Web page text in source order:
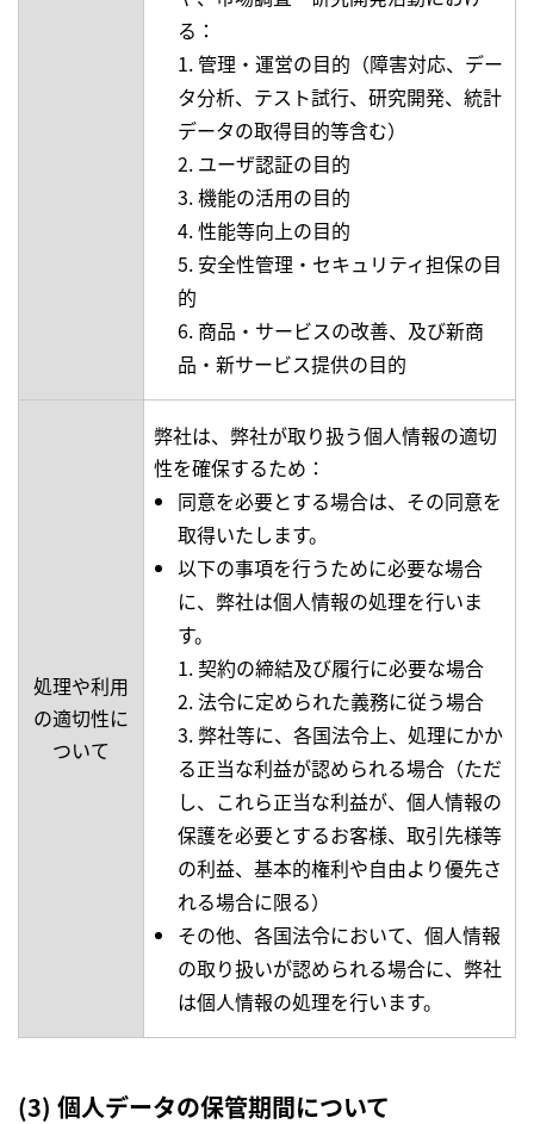
る：
1. 管理・運営の目的（障害対応、デー
タ分析、テスト試行、研究開発、統計
データの取得目的等含む）
2. ユーザ認証の目的
3. 機能の活用の目的
4. 性能等向上の目的
5. 安全性管理・セキュリティ担保の目
的
6. 商品・サービスの改善、及び新商
品・新サービス提供の目的
処理や利用
の適切性に
ついて
弊社は、弊社が取り扱う個人情報の適切
性を確保するため：
同意を必要とする場合は、その同意を
取得いたします。
以下の事項を行うために必要な場合
に、弊社は個人情報の処理を行いま
す。
1. 契約の締結及び履行に必要な場合
2. 法令に定められた義務に従う場合
3. 弊社等に、各国法令上、処理にかか
る正当な利益が認められる場合（ただ
し、これら正当な利益が、個人情報の
保護を必要とするお客様、取引先様等
の利益、基本的権利や自由より優先さ
れる場合に限る）
その他、各国法令において、個人情報
の取り扱いが認められる場合に、弊社
は個人情報の処理を行います。
(3) 個人データの保管期間について